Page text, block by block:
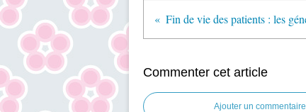
Commenter cet article
Ajouter un commentaire